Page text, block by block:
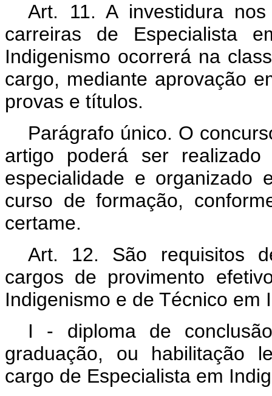
Art. 11. A investidura
carreiras de Especialista
Indigenismo ocorrerá na
cargo, mediante aprovação
provas e títulos.
Parágrafo único. O
artigo poderá ser
especialidade e
curso de formação,
certame.
Art. 12. São requisitos
cargos de provimento
Indigenismo e de Técnico em
I - diploma de
graduação, ou habilitação
cargo de Especialista em